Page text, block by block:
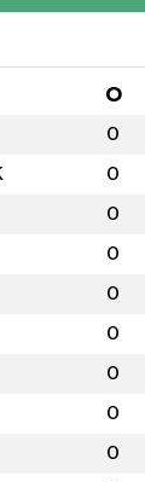
O
0
0
0
0
0
0
0
0
0